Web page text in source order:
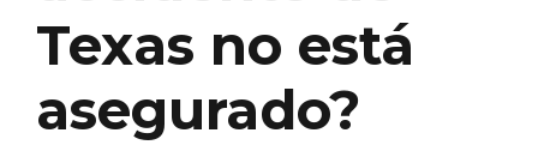
Texas no está
asegurado?